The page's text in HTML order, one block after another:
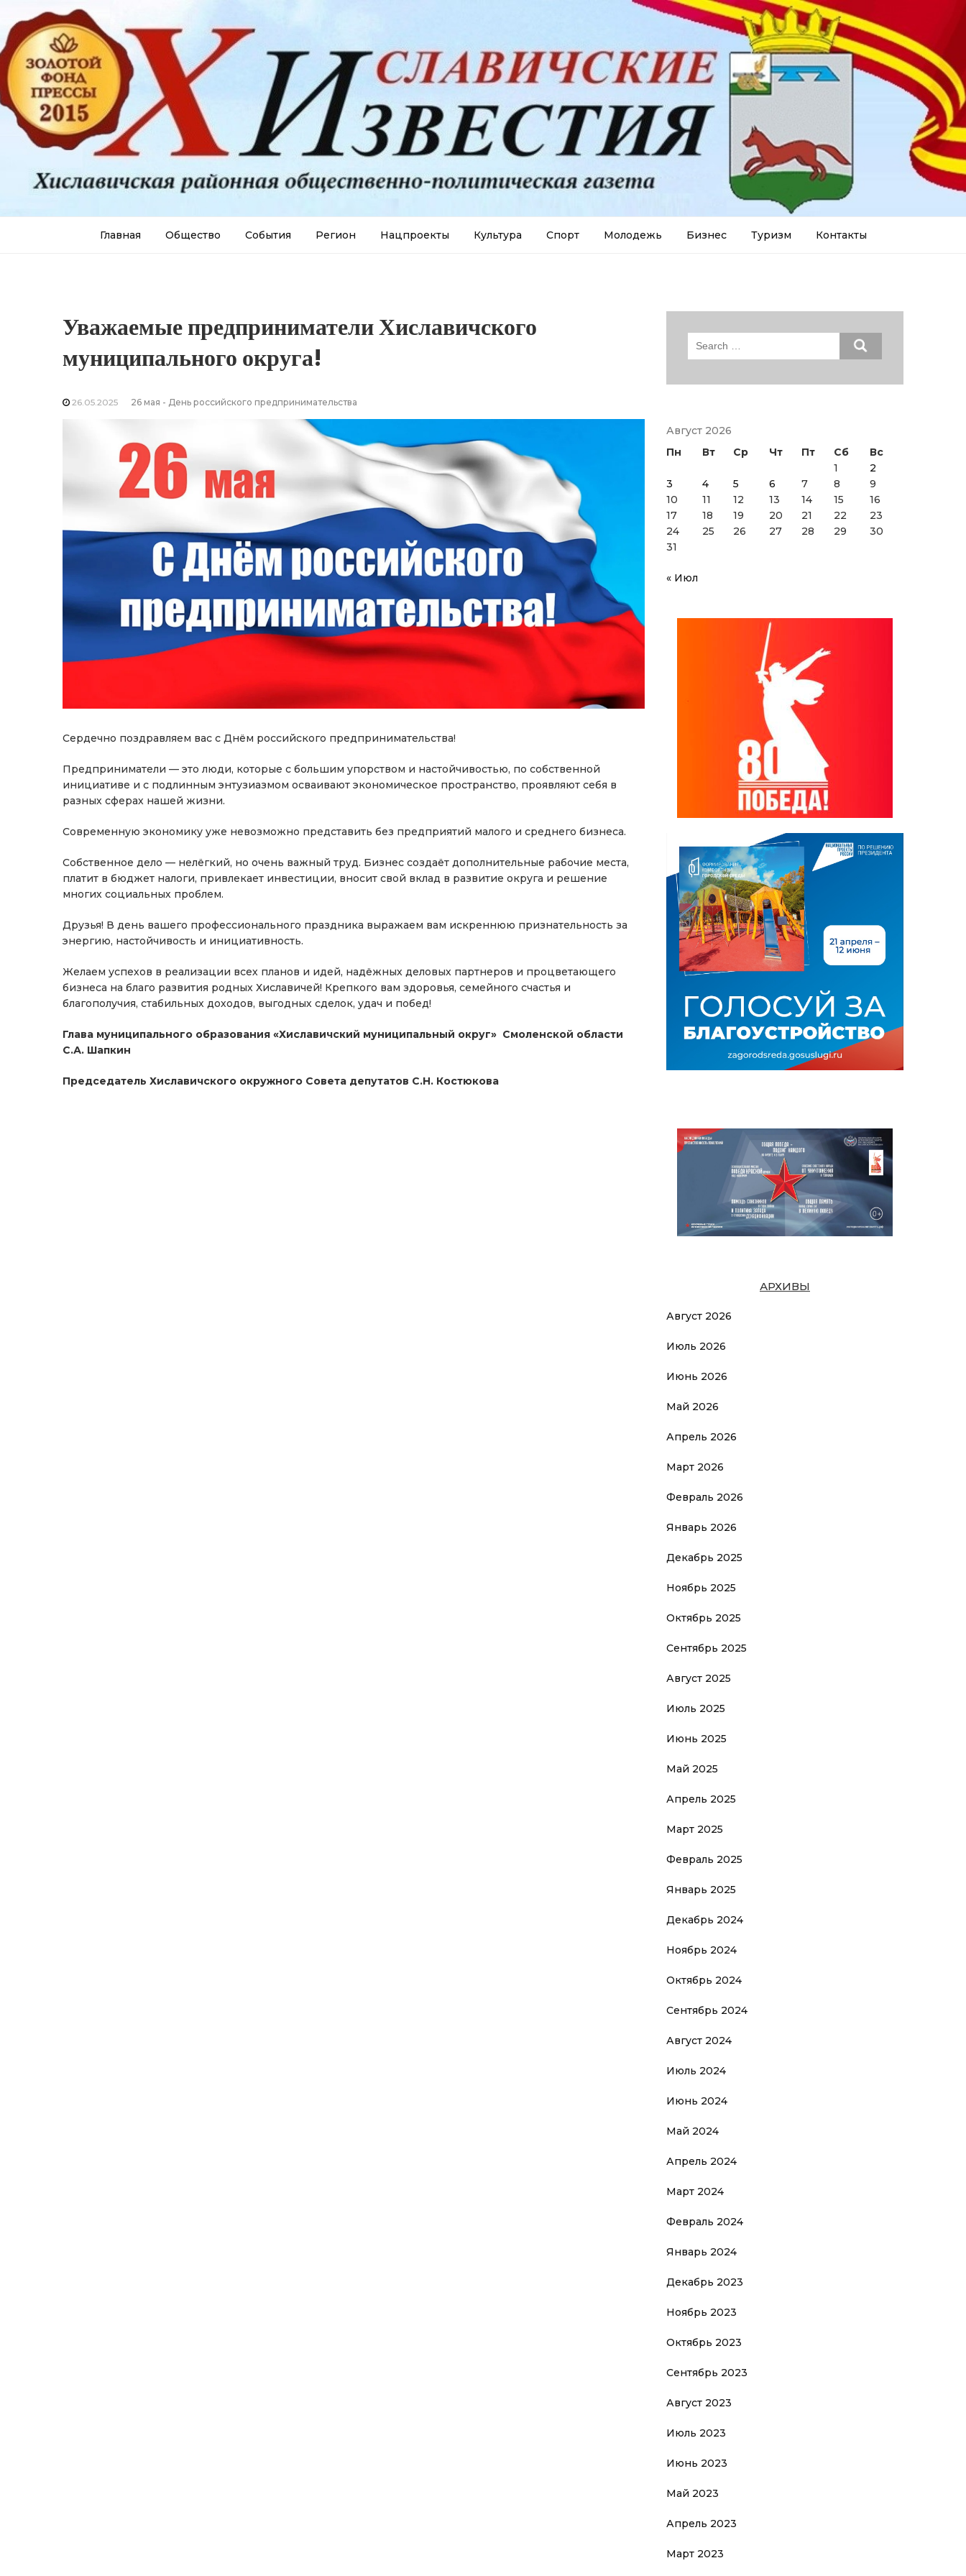
Главная Общество События Регион Нацпроекты Культура Спорт Молодежь Бизнес Туризм Контакты
Уважаемые предпринимателиХиславичского
муниципального округа!
26.05.2025 26 мая - День российского предпринимательства
Сердечно поздравляем вас с Днём российского предпринимательства!
Предприниматели — это люди, которые с большим упорством и настойчивостью, по собственной
инициативе и с подлинным энтузиазмом осваивают экономическое пространство, проявляют себя в
разных сферах нашей жизни.
Современную экономику уже невозможно представить без предприятий малого и среднего бизнеса.
Собственное дело — нелёгкий, но очень важный труд. Бизнес создаёт дополнительные рабочие места,
платит в бюджет налоги, привлекает инвестиции, вносит свой вклад в развитие округа и решение
многих социальных проблем.
Друзья! В день вашего профессионального праздника выражаем вам искреннюю признательность за
энергию, настойчивость и инициативность.
Желаем успехов в реализации всех планов и идей, надёжных деловых партнеров и процветающего
бизнеса на благо развития родных Хиславичей! Крепкого вам здоровья, семейного счастья и
благополучия, стабильных доходов, выгодных сделок, удач и побед!
Глава муниципального образования «Хиславичский муниципальный округ» Смоленской области
С.А. Шапкин
Председатель Хиславичского окружного Совета депутатов С.Н. Костюкова
Search
Август 2026
Пн
Вт Ср Чт Пт Сб
Вс
1
2
3
4 5 6 7 8
9
10
11 12 13 14 15
16
17
18 19 20 21 22
23
24
25 26 27 28 29
30
31
« Июл
АРХИВЫ
Август 2026
Июль 2026
Июнь 2026
Май 2026
Апрель 2026
Март 2026
Февраль 2026
Январь 2026
Декабрь 2025
Ноябрь 2025
Октябрь 2025
Сентябрь 2025
Август 2025
Июль 2025
Июнь 2025
Май 2025
Апрель 2025
Март 2025
Февраль 2025
Январь 2025
Декабрь 2024
Ноябрь 2024
Октябрь 2024
Сентябрь 2024
Август 2024
Июль 2024
Июнь 2024
Май 2024
Апрель 2024
Март 2024
Февраль 2024
Январь 2024
Декабрь 2023
Ноябрь 2023
Октябрь 2023
Сентябрь 2023
Август 2023
Июль 2023
Июнь 2023
Май 2023
Апрель 2023
Март 2023